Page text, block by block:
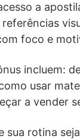
a
foco e
incluem:
usar
a vender
sua rotina